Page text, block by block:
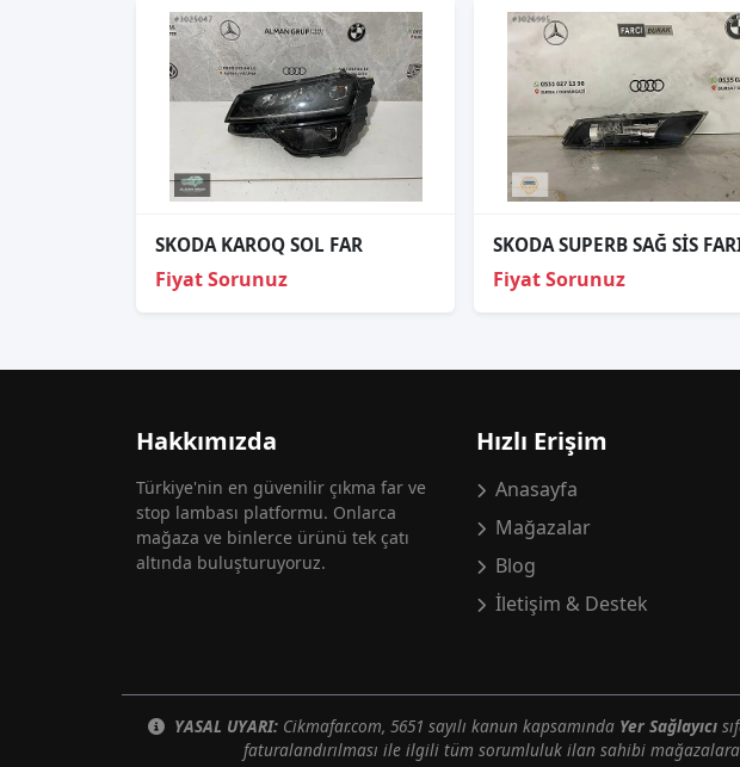
SKODA KAROQ SOL FAR
Fiyat Sorunuz Fiyat Sorunuz
Hakkımızda
Türkiye'nin en güvenilir çıkma far ve
stop lambası platformu. Onlarca
mağaza ve binlerce ürünü tek çatı
altında buluşturuyoruz.
Hızlı Erişim
Anasayfa
Mağazalar
Blog
İletişim & Destek
YASAL UYARI: Cikmafar.com, 5651 sayılı kanun kapsamında Yer Sağlayıcı
faturalandırılması ile ilgili tüm sorumluluk ilan sahibi